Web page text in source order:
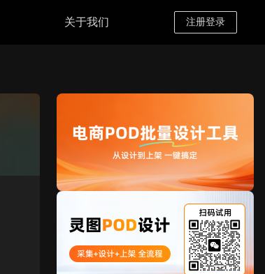
关于我们 注册登录